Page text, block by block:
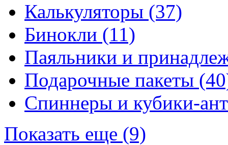
Калькуляторы (37)
Бинокли (11)
Паяльники и
Подарочные пакеты
Спиннеры и кубики-
Показать еще (9)